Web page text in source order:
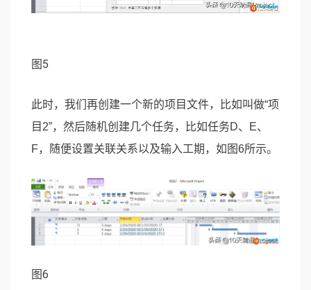
图5
此时，我们再创建一个新的项目文件，比如叫做“项
目2”，然后随机创建几个任务，比如任务D、E、
F，随便设置关联关系以及输入工期，如图6所示。
图6